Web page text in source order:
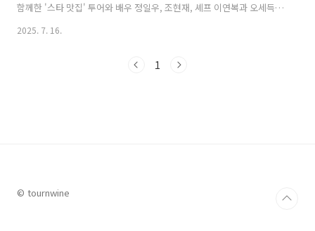
함께한 '스타 맛집' 투어와 배우 정일우, 조현재, 셰프 이연복과 오세득이
'왕들의 밥상'이라는 테마로 부여의 대표 맛집들을 방문하여 다양한 음식
뭐하게 부여 편 방송에 나온 부여의 해물갈비찜과 갈비곰탕, 암소한우 모
2025. 7. 16.
1
© tournwine